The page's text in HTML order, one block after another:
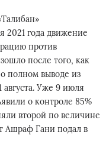
2021 года движение
против
после того, как
полном выводе из
августа. Уже 9 июля
о контроле 85%
второй по величине
Ашраф Гани подал в